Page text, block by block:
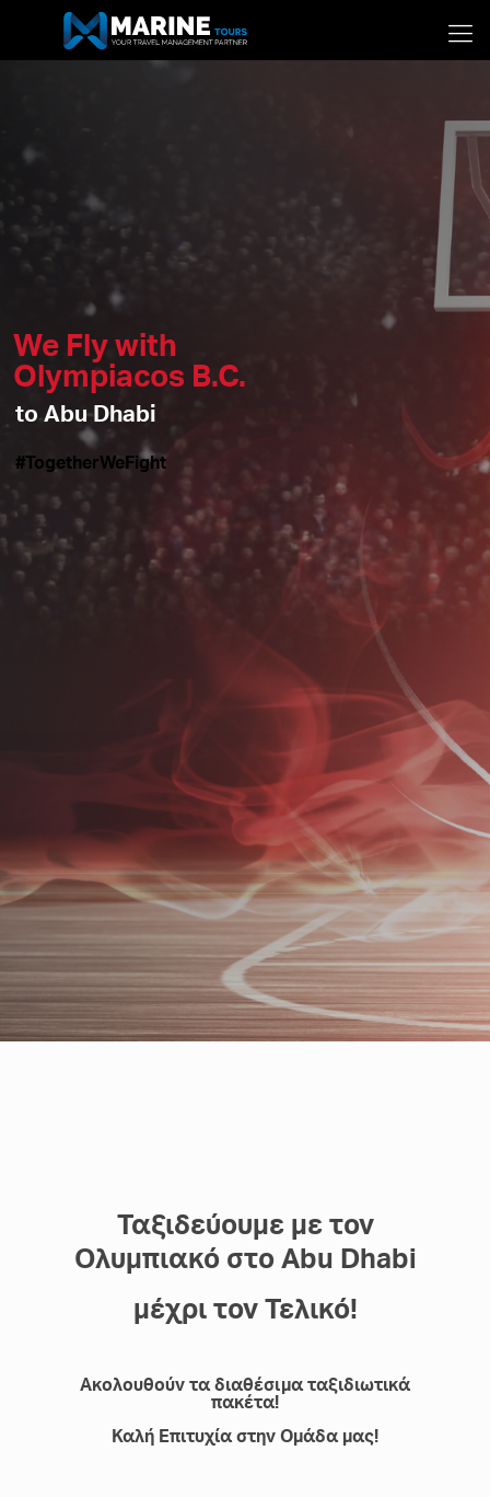
We Fly with
Olympiacos B.C.
to Abu Dhabi
#TogetherWeFight
Ταξιδεύουμε με τον
Ολυμπιακό στο Abu Dhabi
μέχρι τον Τελικό!
Ακολουθούν τα διαθέσιμα ταξιδιωτικά
πακέτα!
Καλή Επιτυχία στην Ομάδα μας!